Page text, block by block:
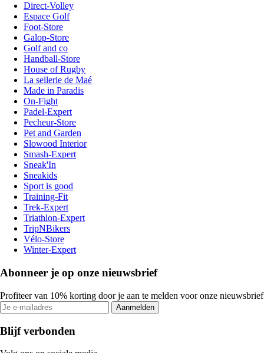
Direct-Volley
Espace Golf
Foot-Store
Galop-Store
Golf and co
Handball-Store
House of Rugby
La sellerie de Maé
Made in Paradis
On-Fight
Padel-Expert
Pecheur-Store
Pet and Garden
Slowood Interior
Smash-Expert
Sneak'In
Sneakids
Sport is good
Training-Fit
Trek-Expert
Triathlon-Expert
TripNBikers
Vélo-Store
Winter-Expert
Abonneer je op onze nieuwsbrief
Profiteer van 10% korting door je aan te melden voor onze nieuwsbrief
Aanmelden
Blijf verbonden